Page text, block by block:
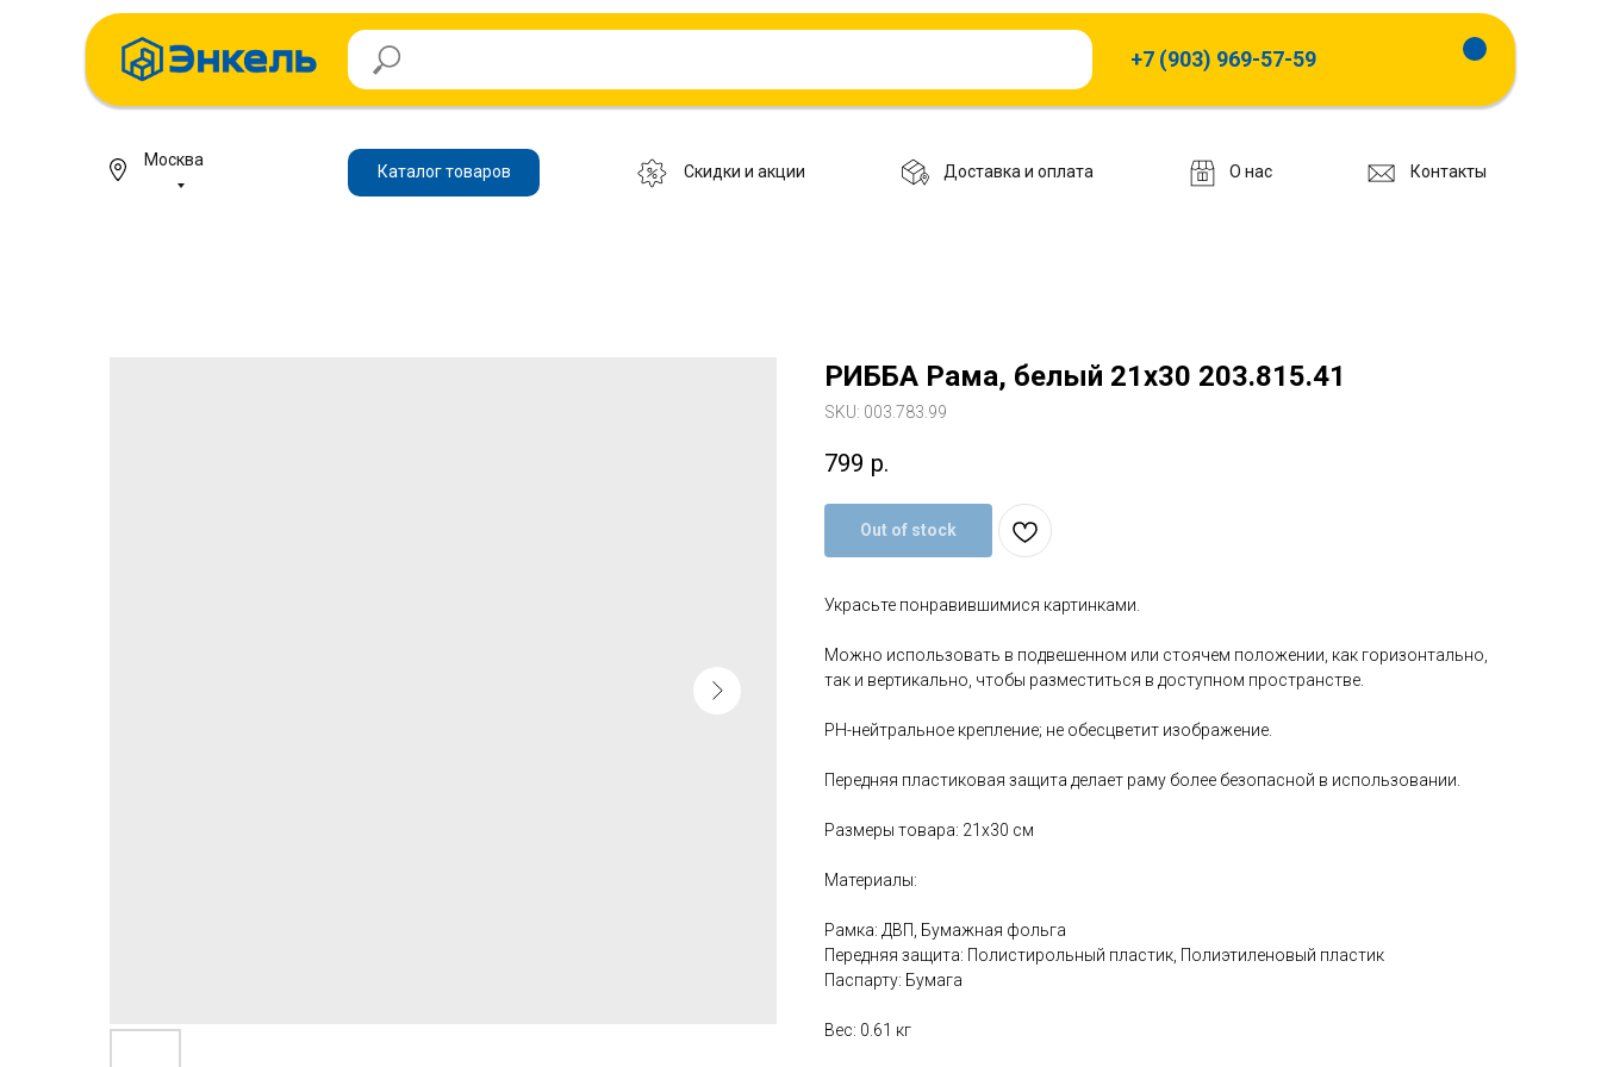
+7 (903) 969-57-59
Контакты
О нас
Доставка и оплата
Скидки и акции
Каталог товаров
Москва
РИББА Рама, белый 21х30 203.815.41
SKU: 003.783.99
799 р.
Out of stock
Украсьте понравившимися картинками.
Можно использовать в подвешенном или стоячем положении, как горизонтально,
так и вертикально, чтобы разместиться в доступном пространстве.
PH-нейтральное крепление; не обесцветит изображение.
Передняя пластиковая защита делает раму более безопасной в использовании.
Размеры товара: 21х30 см
Материалы:
Рамка: ДВП, Бумажная фольга
Передняя защита: Полистирольный пластик, Полиэтиленовый пластик
Паспарту: Бумага
Вес: 0.61 кг